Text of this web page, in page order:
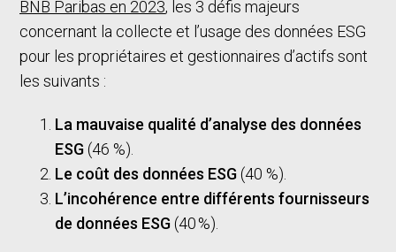
BNB Paribas en 2023, les 3 défis majeurs
concernant la collecte et l’usage des données ESG
pour les propriétaires et gestionnaires d’actifs sont
les suivants :
La mauvaise qualité d’analyse des données
ESG (46 %).
Le coût des données ESG (40 %).
L’incohérence entre différents fournisseurs
de données ESG (40 %).